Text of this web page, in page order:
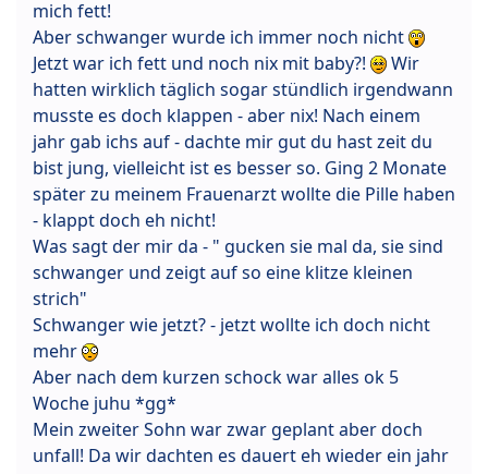
mich fett!
Aber schwanger wurde ich immer noch nicht
Jetzt war ich fett und noch nix mit baby?!
Wir
hatten wirklich täglich sogar stündlich irgendwann
musste es doch klappen - aber nix! Nach einem
jahr gab ichs auf - dachte mir gut du hast zeit du
bist jung, vielleicht ist es besser so. Ging 2 Monate
später zu meinem Frauenarzt wollte die Pille haben
- klappt doch eh nicht!
Was sagt der mir da - " gucken sie mal da, sie sind
schwanger und zeigt auf so eine klitze kleinen
strich"
Schwanger wie jetzt? - jetzt wollte ich doch nicht
mehr
Aber nach dem kurzen schock war alles ok 5
Woche juhu *gg*
Mein zweiter Sohn war zwar geplant aber doch
unfall! Da wir dachten es dauert eh wieder ein jahr